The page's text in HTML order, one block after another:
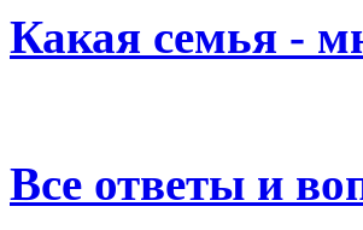
Какая семья -
Все ответы и